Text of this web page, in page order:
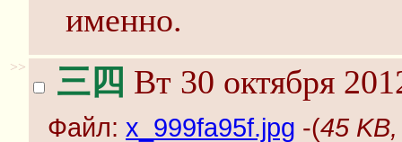
именно.
>> 三四 Вт 30 октября
Файл: x_999fa95f.jpg -(45